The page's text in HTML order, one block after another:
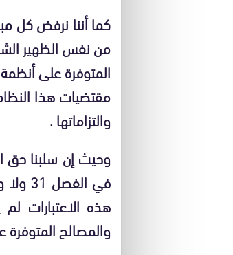
من نفس الظهير
المتوفرة على
مقتضيات هذا
والتزاماتها .
وحيث إن سلبنا حق
هذه الاعتبارات
والمصالح